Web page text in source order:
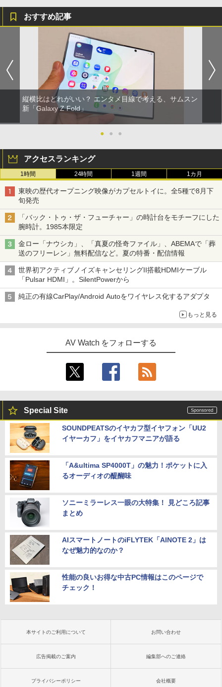
おすすめ記事
縦横比はどれがいい？ エンタメ目線で考える、サムスン
新「Galaxy Z Fold」
● ● ●
アクセスランキング
1時間 24時間 1週間 1カ月
東映の歴代オープニング映像がカプセルトイに。全5種で8月下
旬発売
「バック・トゥ・ザ・フューチャー」の時計台をモチーフにした
腕時計。1985本限定
金ロー「ナウシカ」、「真夏の怪奇ファイル」、ABEMAで「葬
送のフリーレン」無料配信など。夏の特番・配信情報
世界初アクティブノイズキャンセリングII搭載HDMIケーブル
「Pulsar HDMI」。SilentPowerから
純正の有線CarPlay/Android Autoをワイヤレス化するアダプタ
もっと見る
AV Watch をフォローする
Special Site
SOUNDPEATSのイヤカフ型イヤフォン「UU2
イヤーカフ」をイヤカフマニアが語る
「A&ultima SP4000T」の魅力！ポケットに入
るオーディオの醍醐味
ソニーミラーレス一眼の大特集！ 見どころ記事
まとめ
AIスマートノートのiFLYTEK「AINOTE 2」は
なぜ魅力的なのか？
性能の良いお得な中古PC情報はこのページで
チェック！
本サイトのご利用について お問い合わせ
広告掲載のご案内 編集部へのご連絡
プライバシーポリシー 会社概要